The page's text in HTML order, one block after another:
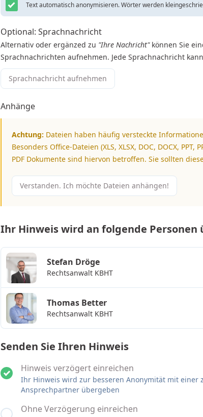
Text automatisch anonymisieren. Wörter werden
Optional: Sprachnachricht
Alternativ oder ergänzed zu "Ihre Nachricht"können Sie
Sprachnachrichten aufnehmen. Jede Sprachnachricht
Sprachnachricht aufnehmen
Anhänge
Achtung: Dateien haben häufig versteckte
Besonders Office-Dateien (XLS, XLSX, DOC, DOCX, PPT,
PDF Dokumente sind hiervon betroffen. Sie sollten
Verstanden. Ich möchte Dateien anhängen!
Ihr Hinweis wird an folgende
Stefan Dröge
Rechtsanwalt KBHT
Thomas Better
Rechtsanwalt KBHT
Senden Sie Ihren Hinweis
Hinweis verzögert einreichen
Ihr Hinweis wird zur besseren Anonymität mit einer
Ansprechpartner übergeben
Ohne Verzögerung einreichen